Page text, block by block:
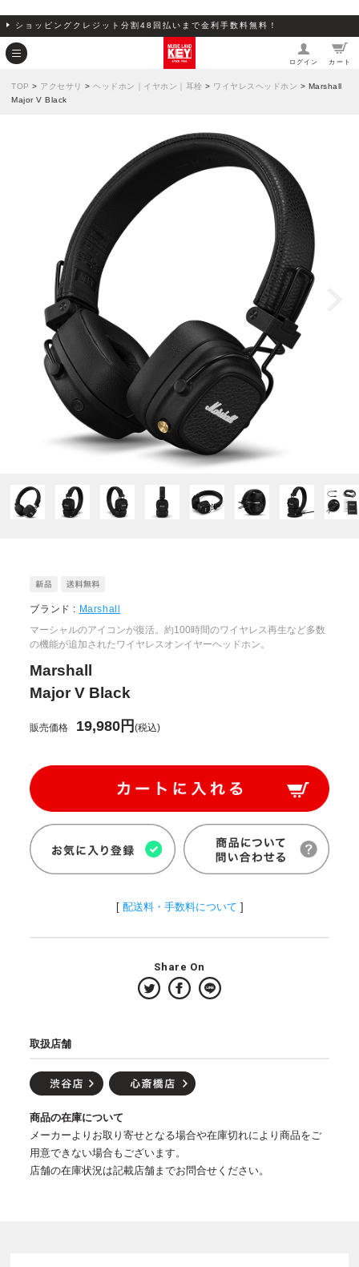
ショッピングクレジット分割48回払いまで金利手数料無料！
ログイン カート
TOP > アクセサリ > ヘッドホン｜イヤホン｜耳栓 > ワイヤレスヘッドホン > Marshall
Major V Black
ブランド : Marshall
マーシャルのアイコンが復活。約100時間のワイヤレス再生など多数
の機能が追加されたワイヤレスオンイヤーヘッドホン。
Marshall
Major V Black
販売価格 19,980円(税込)
[ 配送料・手数料について ]
Share On
取扱店舗
商品の在庫について
メーカーよりお取り寄せとなる場合や在庫切れにより商品をご
用意できない場合もございます。
店舗の在庫状況は記載店舗までお問合せください。